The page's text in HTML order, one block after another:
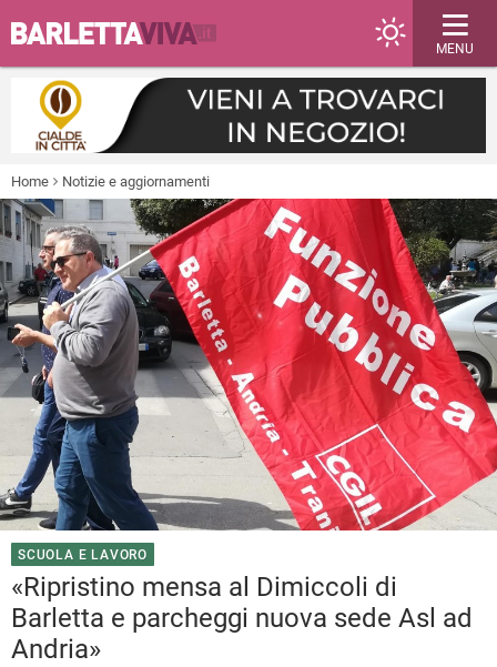
MENU
Home Notizie e aggiornamenti
SCUOLA E LAVORO
«Ripristino mensa al Dimiccoli di
Barletta e parcheggi nuova sede Asl ad
Andria»